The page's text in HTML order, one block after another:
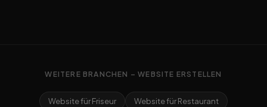
WEITERE BRANCHEN – WEBSITE ERSTELLEN
Website für Friseur
Website für Restaurant